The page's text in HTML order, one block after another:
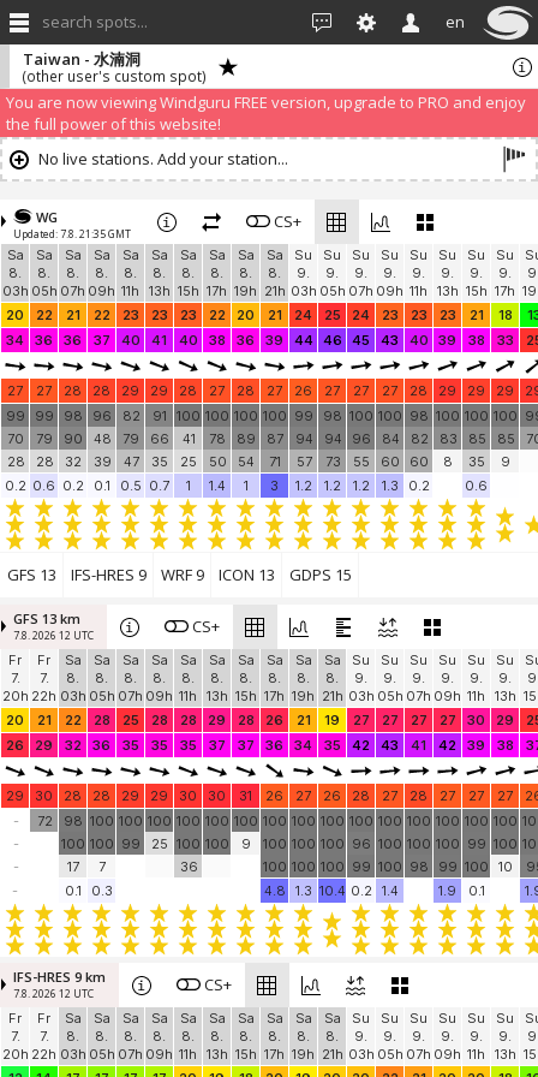
search spots... en
We have detected that you are using an AdBLock. Of course we
understand that advertising can be annoying, but it allows us to offer
weather information for "free". Please consider whitelisting Windguru in
your Ad blocker to help us keep the free site available. You can also
You are now viewing Windguru FREE version, upgrade to PRO and enjoy
the full power of this website!
Taiwan - 水湳洞
(other user's custom spot)
No live stations. Add your station...
WG
Updated: 7.8. 21:35 GMT
CS+
Sa
8.
03h
Sa
8.
05h
Sa
8.
07h
Sa
8.
09h
Sa
8.
11h
Sa
8.
13h
Sa
8.
15h
Sa
8.
17h
Sa
8.
19h
Sa
8.
21h
Su
9.
03h
Su
9.
05h
Su
9.
07h
Su
9.
09h
Su
9.
11h
Su
9.
13h
Su
9.
15h
Su
9.
17h
20
22 21 22 23 23 23 22 20 21 24 25 24 23 23 23 21 18
34
36 36 37 40 41 40 38 36 39 44 46 45 43 40 38
27 27 28 28 29 29 28 27 28 27 26 27 27 27 28 29 29 29
99
70
99
79
98
90
96
48
82
79
91
66
100
41
100
78
100
89
100
87
99
94
98
94
100
100
98
100
100
0.2 0.6 0.2 0.5 0.7 1 1.4 1 1.2 1.2 1.3 0.2
GFS 13 IFS-HRES 9 WRF 9 ICON 13 GDPS 15
GFS 13 km
7.8. 2026 12 UTC CS+
Fr
7.
Fr
7.
22h
Sa
8.
03h
Sa
8.
05h
Sa
8.
07h
Sa
8.
09h
Sa
8.
11h
Sa
8.
13h
Sa
8.
15h
Sa
8.
17h
Sa
8.
19h
Sa
8.
21h
Su
9.
03h
Su
9.
05h
Su
9.
07h
Su
9.
09h
Su
9.
11h
Su
9.
13h
22 28 25 28 28 29 28 26 21 19 27 27 27 27 30 29
35 36 34 35 42 43 41 42 39
29 30 28 28 29 29 30 30 31 26 27 26 28 27 28 27 27 27
-
-
-
72
98
100
17
100
100
100
99
100
100
100
100
100
100
100
100
100
100
100
100
100
96
99
100
100
100
100
100
100
100
100
-
0.1 0.3 4.8 1.3 10.4 0.2 1.4 1.9 0.1